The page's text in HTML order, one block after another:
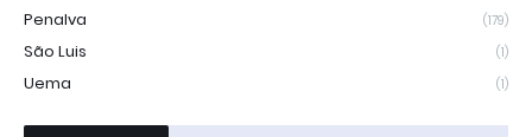
Penalva (179)
São Luis (1)
Uema (1)